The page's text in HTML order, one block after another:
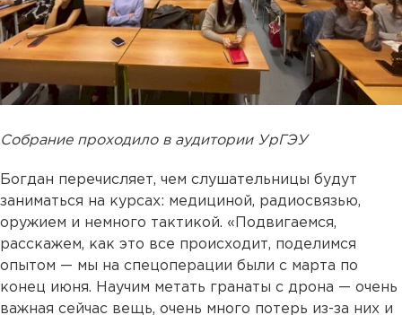
Собрание проходило в аудитории УрГЭУ
Богдан перечисляет, чем слушательницы будут
заниматься на курсах: медициной, радиосвязью,
оружием и немного тактикой. «Подвигаемся,
расскажем, как это все происходит, поделимся
опытом — мы на спецоперации были с марта по
конец июня. Научим метать гранаты с дрона — очень
важная сейчас вещь, очень много потерь из-за них и